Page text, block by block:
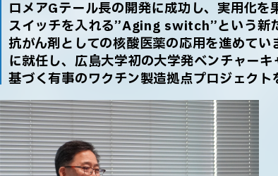
ロメアGテール長の開発に成功し、実用化
スイッチを入れる”Aging switch”という新
抗がん剤としての核酸医薬の応用を進めて
に就任し、広島大学初の大学発ベンチャー
基づく有事のワクチン製造拠点プロジェクト